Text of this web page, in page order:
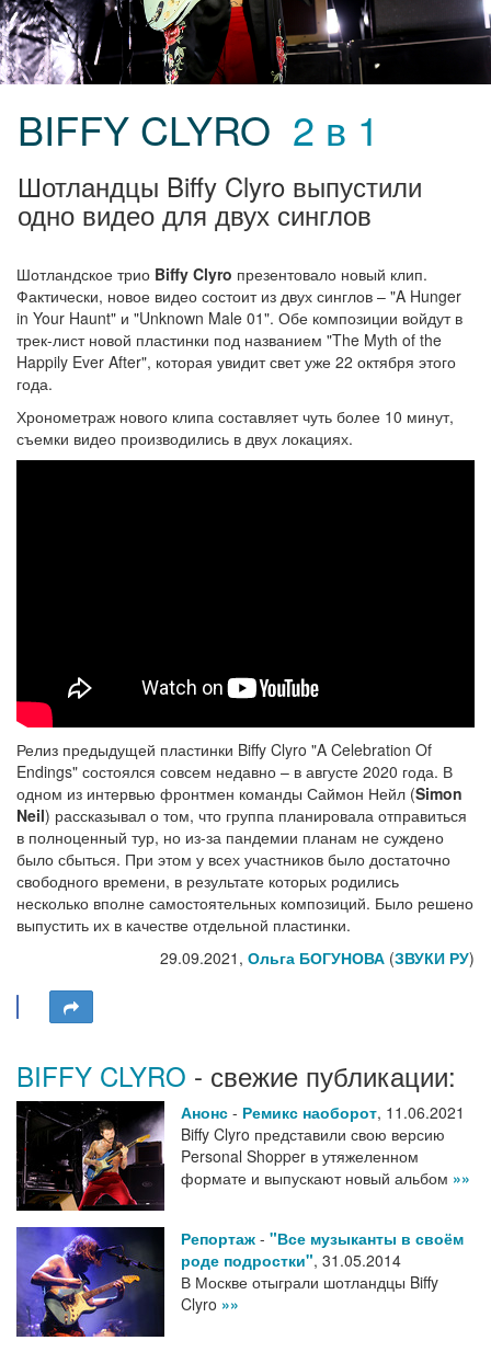
BIFFY CLYRO 2 в 1
Шотландцы Biffy Clyro выпустили
одно видео для двух синглов
Шотландское трио Biffy Clyro презентовало новый клип.
Фактически, новое видео состоит из двух синглов – "A Hunger
in Your Haunt" и "Unknown Male 01". Обе композиции войдут в
трек-лист новой пластинки под названием "The Myth of the
Happily Ever After", которая увидит свет уже 22 октября этого
года.
Хронометраж нового клипа составляет чуть более 10 минут,
съемки видео производились в двух локациях.
Релиз предыдущей пластинки Biffy Clyro "A Celebration Of
Endings" состоялся совсем недавно – в августе 2020 года. В
одном из интервью фронтмен команды Саймон Нейл (Simon
Neil) рассказывал о том, что группа планировала отправиться
в полноценный тур, но из-за пандемии планам не суждено
было сбыться. При этом у всех участников было достаточно
свободного времени, в результате которых родились
несколько вполне самостоятельных композиций. Было решено
выпустить их в качестве отдельной пластинки.
29.09.2021, Ольга БОГУНОВА (ЗВУКИ РУ)
BIFFY CLYRO - свежие публикации:
Анонс - Ремикс наоборот, 11.06.2021
Biffy Clyro представили свою версию
Personal Shopper в утяжеленном
формате и выпускают новый альбом »»
Репортаж - "Все музыканты в своём
роде подростки", 31.05.2014
В Москве отыграли шотландцы Biffy
Clyro »»